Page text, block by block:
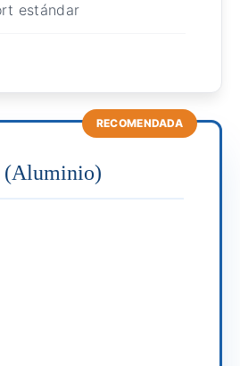
estándar
RECOMENDADA
(Aluminio)